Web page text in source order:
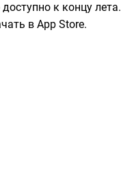
к концу лета.
в App Store.